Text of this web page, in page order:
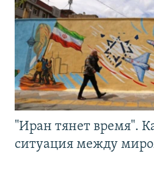
"Иран тянет время".
ситуация между